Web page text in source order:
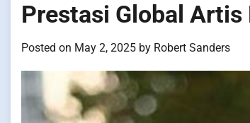
Prestasi Global
Posted on May 2, 2025 by Robert Sanders